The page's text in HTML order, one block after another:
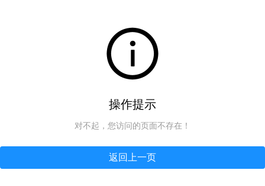
操作提示
对不起，您访问的页面不存在！
返回上一页